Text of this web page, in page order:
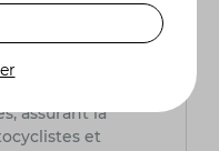
ainsi une
pour leurs
à son expertise du
assurant la
et